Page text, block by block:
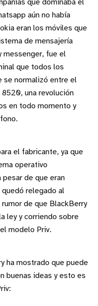
que dominaba el
aún no había
eran los móviles que
de mensajería
messenger, fue el
que todos los
se normalizó entre el
una revolución
en todo momento y
el fabricante, ya que
operativo
de que eran
relegado al
de que BlackBerry
ley y corriendo sobre
modelo Priv.
ha mostrado que puede
buenas ideas y esto es